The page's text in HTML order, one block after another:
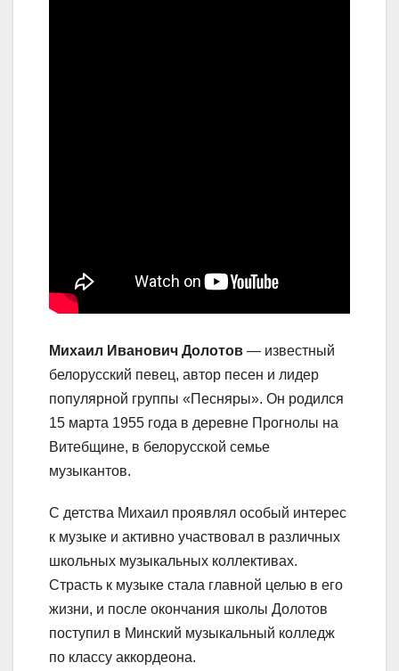
Михаил Иванович Долотов — известный
белорусский певец, автор песен и лидер
популярной группы «Песняры». Он родился
15 марта 1955 года в деревне Прогнолы на
Витебщине, в белорусской семье
музыкантов.
С детства Михаил проявлял особый интерес
к музыке и активно участвовал в различных
школьных музыкальных коллективах.
Страсть к музыке стала главной целью в его
жизни, и после окончания школы Долотов
поступил в Минский музыкальный колледж
по классу аккордеона.